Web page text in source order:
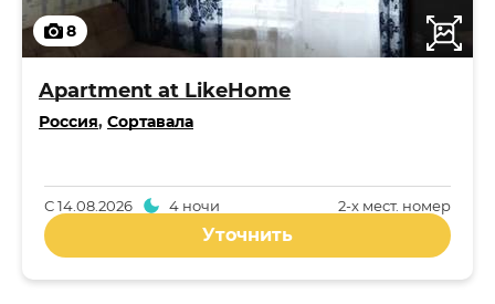
8
Apartment at LikeHome
Россия, Сортавала
2-x мест. номер
С14.08.2026 4 ночи
Уточнить